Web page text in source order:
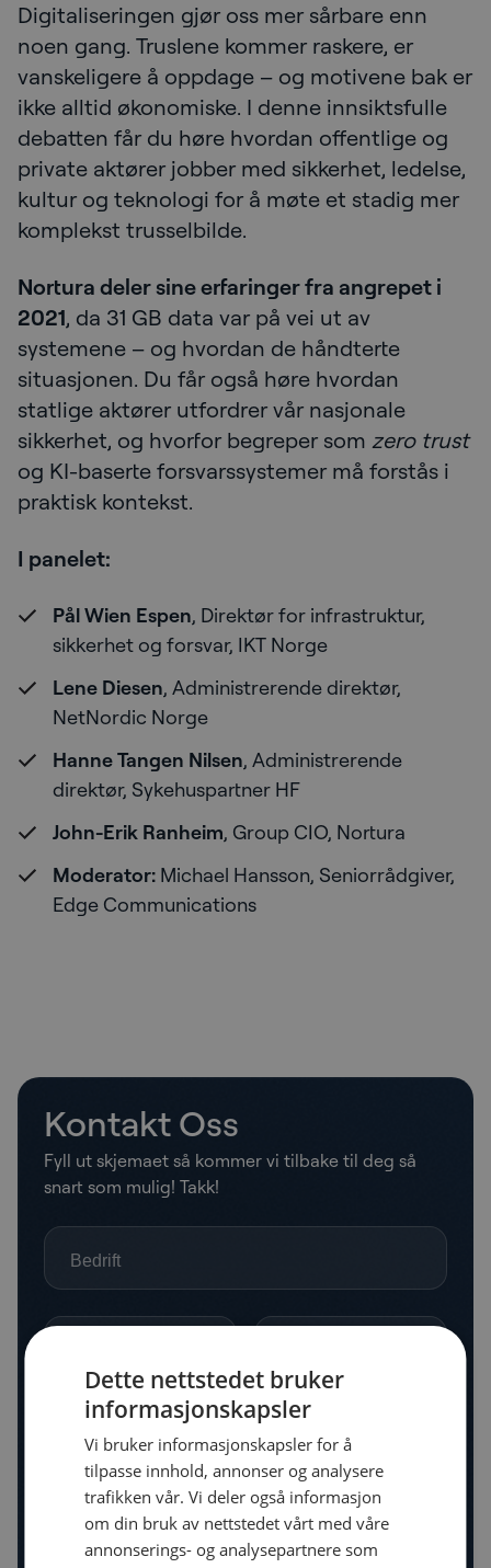
Digitaliseringen gjør oss mer sårbare enn
noen gang. Truslene kommer raskere, er
vanskeligere å oppdage – og motivene bak er
ikke alltid økonomiske. I denne innsiktsfulle
debatten får du høre hvordan offentlige og
private aktører jobber med sikkerhet, ledelse,
kultur og teknologi for å møte et stadig mer
komplekst trusselbilde.
Nortura deler sine erfaringer fra angrepet i
2021, da 31 GB data var på vei ut av
systemene – og hvordan de håndterte
situasjonen. Du får også høre hvordan
statlige aktører utfordrer vår nasjonale
sikkerhet, og hvorfor begreper som zero trust
og KI-baserte forsvarssystemer må forstås i
praktisk kontekst.
I panelet:
Pål Wien Espen, Direktør for infrastruktur,
sikkerhet og forsvar, IKT Norge
Lene Diesen, Administrerende direktør,
NetNordic Norge
Hanne Tangen Nilsen, Administrerende
direktør, Sykehuspartner HF
John-Erik Ranheim, Group CIO, Nortura
Moderator: Michael Hansson, Seniorrådgiver,
Edge Communications
Kontakt Oss
Fyll ut skjemaet så kommer vi tilbake til deg så
snart som mulig! Takk!
Dette nettstedet bruker
informasjonskapsler
Vi bruker informasjonskapsler for å
tilpasse innhold, annonser og analysere
trafikken vår. Vi deler også informasjon
om din bruk av nettstedet vårt med våre
annonserings- og analysepartnere som